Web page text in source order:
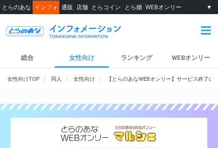
とらのあな インフォ 通販 店舗 とらコイン とら婚 WEBオンリー ▼
総合 女性向け ランキング WEBオンリー
女性向けTOP 同人 女性向け 【とらのあなWEBオンリー】サービス終了の